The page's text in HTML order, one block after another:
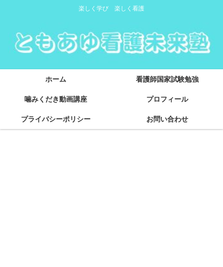
楽しく学び 楽しく看護
ホーム 看護師国家試験勉強
噛みくだき動画講座 プロフィール
プライバシーポリシー お問い合わせ